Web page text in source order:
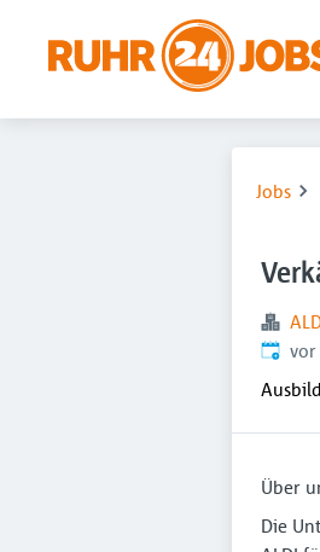
Jobs
vor
Über
Die